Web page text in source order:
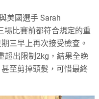
美國選手 Sarah
場比賽前都符合規定的重
三早上再次接受檢查。
超出限制2kg，結果全晚
至剪掉頭髮，可惜最終